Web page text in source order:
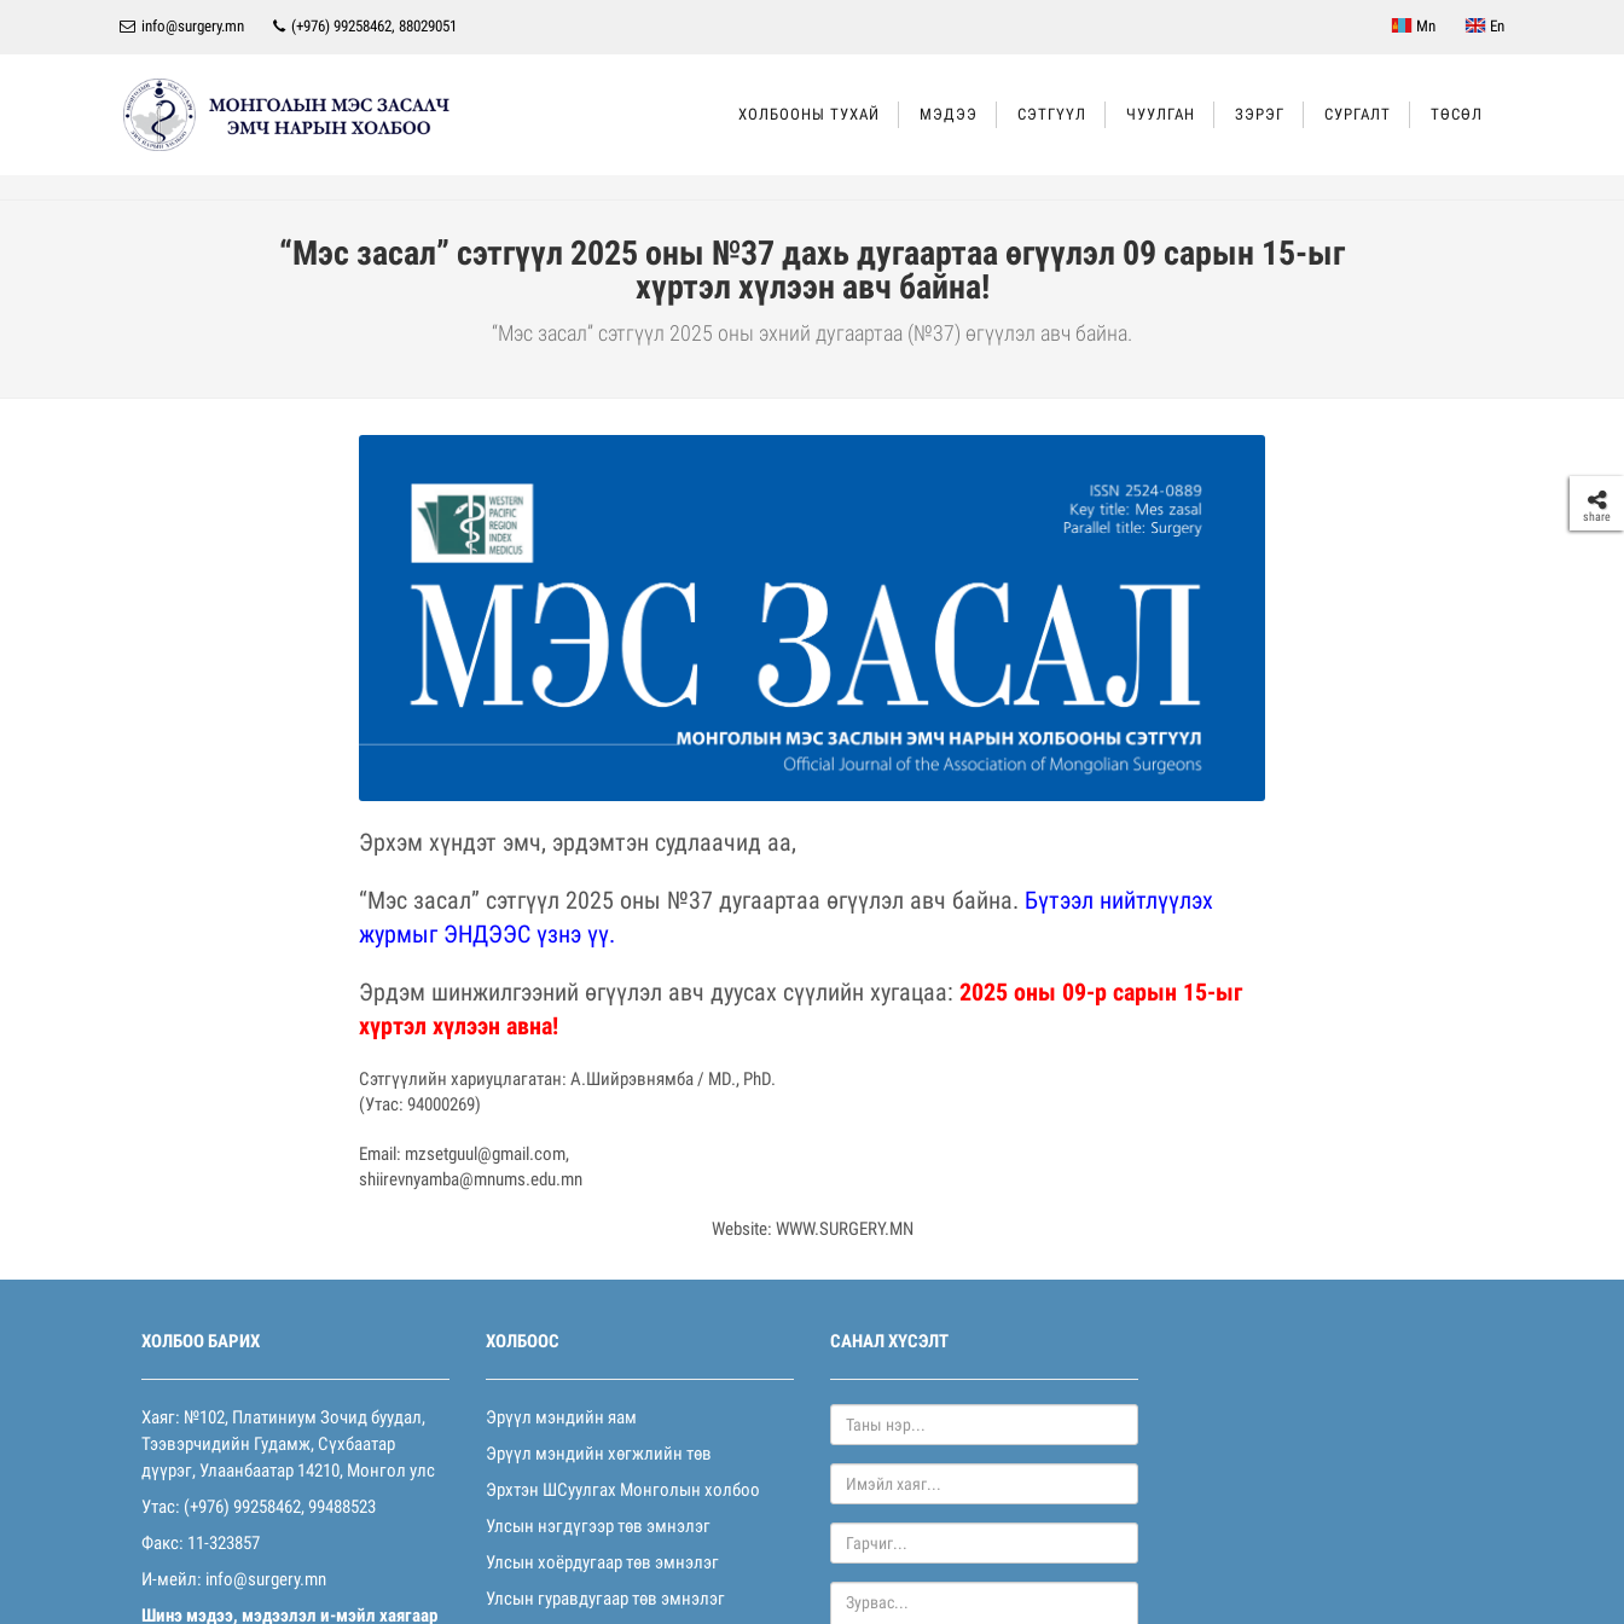
info@surgery.mn (+976) 99258462, 88029051 Mn En
ХОЛБООНЫ ТУХАЙ МЭДЭЭ СЭТГҮҮЛ ЧУУЛГАН ЗЭРЭГ СУРГАЛТ ТӨСӨЛ
“Мэс засал” сэтгүүл 2025 оны №37 дахь дугаартаа өгүүлэл 09 сарын 15-ыг
хүртэл хүлээн авч байна!
“Мэс засал” сэтгүүл 2025 оны эхний дугаартаа (№37) өгүүлэл авч байна.
Эрхэм хүндэт эмч, эрдэмтэн судлаачид аа,
“Мэс засал” сэтгүүл 2025 оны №37 дугаартаа өгүүлэл авч байна. Бүтээл нийтлүүлэх
журмыг ЭНДЭЭС үзнэ үү.
Эрдэм шинжилгээний өгүүлэл авч дуусах сүүлийн хугацаа: 2025 оны 09-р сарын 15-ыг
хүртэл хүлээн авна!
Сэтгүүлийн хариуцлагатан: А.Шийрэвнямба / MD., PhD.
(Утас: 94000269)
Email: mzsetguul@gmail.com,
shiirevnyamba@mnums.edu.mn
Website: WWW.SURGERY.MN
share
ХОЛБОО БАРИХ
Хаяг: №102, Платиниум Зочид буудал,
Тээвэрчидийн Гудамж, Сүхбаатар
дүүрэг, Улаанбаатар 14210, Монгол улс
Утас: (+976) 99258462, 99488523
Факс: 11-323857
И-мейл: info@surgery.mn
Шинэ мэдээ, мэдээлэл и-мэйл хаягаар
ХОЛБООС
Эрүүл мэндийн яам
Эрүүл мэндийн хөгжлийн төв
Эрхтэн ШСуулгах Монголын холбоо
Улсын нэгдүгээр төв эмнэлэг
Улсын хоёрдугаар төв эмнэлэг
Улсын гуравдугаар төв эмнэлэг
САНАЛ ХҮСЭЛТ